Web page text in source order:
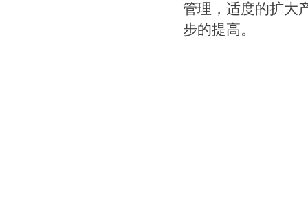
管理，适度的扩大
步的提高。